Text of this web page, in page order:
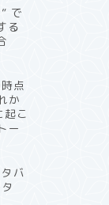
で
る
点
か
こ
ー
バ